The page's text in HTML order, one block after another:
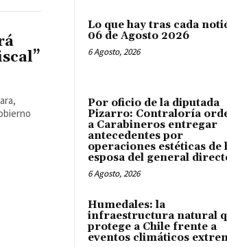
Lo que hay tras cada
06 de Agosto 2026
6 Agosto, 2026
Por oficio de la diputada
Pizarro: Contraloría
a Carabineros entregar
antecedentes por
operaciones estéticas de
esposa del general
6 Agosto, 2026
Humedales: la
infraestructura natural
protege a Chile frente a
eventos climáticos